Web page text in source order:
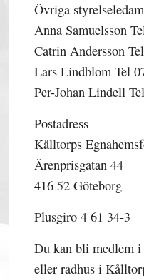
Övriga
Anna Samuelsson
Catrin Andersson
Lars Lindblom Tel
Per-Johan Lindell
Postadress
Kålltorps
Ärenprisgatan 44
416 52 Göteborg
Plusgiro 4 61 34-3
Du kan bli medlem
eller radhus i